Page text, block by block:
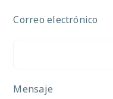
Correo electrónico
Mensaje